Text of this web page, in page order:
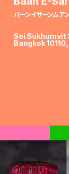
バーンイサーンムア
Soi Sukhumvit
Bangkok